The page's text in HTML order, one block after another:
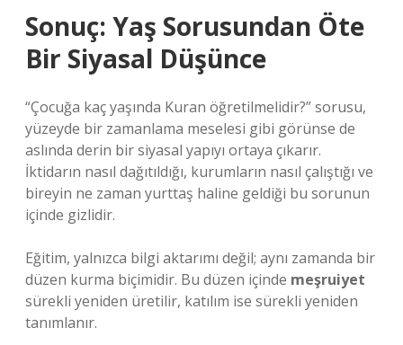
Sonuç: Yaş Sorusundan Öte
Bir Siyasal Düşünce
“Çocuğa kaç yaşında Kuran öğretilmelidir?” sorusu,
yüzeyde bir zamanlama meselesi gibi görünse de
aslında derin bir siyasal yapıyı ortaya çıkarır.
İktidarın nasıl dağıtıldığı, kurumların nasıl çalıştığı ve
bireyin ne zaman yurttaş haline geldiği bu sorunun
içinde gizlidir.
Eğitim, yalnızca bilgi aktarımı değil; aynı zamanda bir
düzen kurma biçimidir. Bu düzen içinde meşruiyet
sürekli yeniden üretilir, katılım ise sürekli yeniden
tanımlanır.